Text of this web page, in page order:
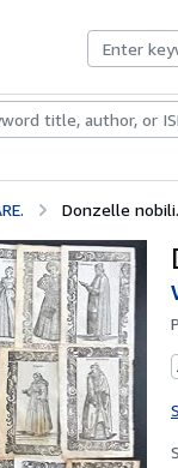
Rare Books
Donzelle nobili.